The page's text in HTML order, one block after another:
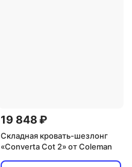
19 848 ₽
Складная кровать-шезлонг
«Converta Cot 2» от Coleman